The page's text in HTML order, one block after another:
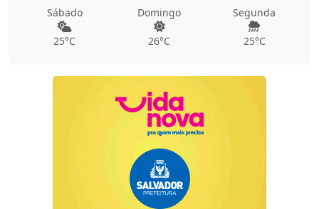
Sábado
25°C
Domingo
26°C
Segunda
25°C